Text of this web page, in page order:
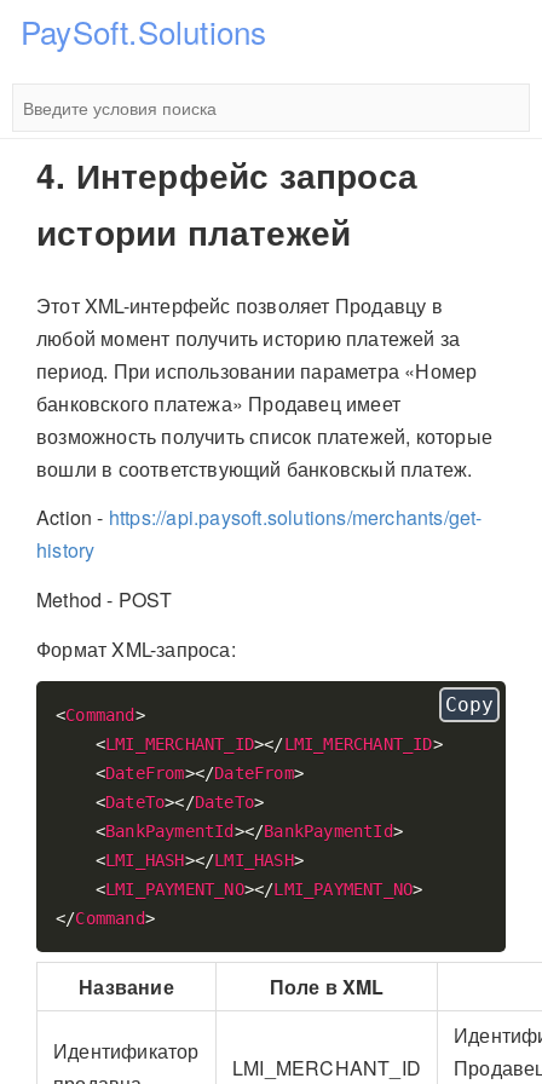
PaySoft.Solutions
4. Интерфейс запроса
истории платежей
Этот XML-интерфейс позволяет Продавцу в
любой момент получить историю платежей за
период. При использовании параметра «Номер
банковского платежа» Продавец имеет
возможность получить список платежей, которые
вошли в соответствующий банковскый платеж.
Action - https://api.paysoft.solutions/merchants/get-
history
Method - POST
Формат XML-запроса:
<Command>
<LMI_MERCHANT_ID></LMI_MERCHANT_ID>
<DateFrom></DateFrom>
<DateTo></DateTo>
<BankPaymentId></BankPaymentId>
<LMI_HASH></LMI_HASH>
<LMI_PAYMENT_NO></LMI_PAYMENT_NO>
</Command>
Copy
Название Поле в XML
Идентификатор
LMI_MERCHANT_ID